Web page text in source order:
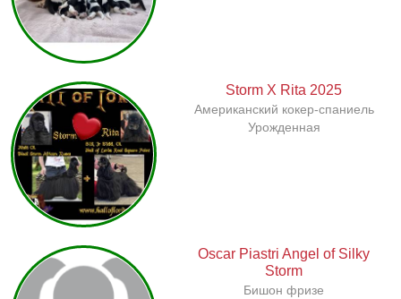
Storm X Rita 2025
Американский кокер-спаниель
Урожденная
Oscar Piastri Angel of Silky
Storm
Бишон фризе